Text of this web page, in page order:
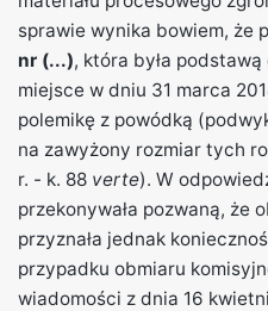
sprawie wynika bowiem, że
nr (...), która była
miejsce w dniu 31 marca
polemikę z powódką
na zawyżony rozmiar tych
r. - k. 88 verte). W
przekonywała pozwaną, że
przyznała jednak
przypadku obmiaru
wiadomości z dnia 16